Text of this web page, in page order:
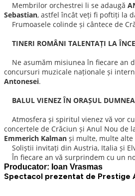
Membrilor orchestrei li se adaugă
Sebastian, astfel încât veți fi poftiți la
Frumoasele colinde și cântece de
TINERI ROMÂNI TALENTAȚI LA
Ne asumăm misiunea în fiecare an
concursuri muzicale naționale și
Antonesei.
BALUL VIENEZ ÎN ORAȘUL
Atmosfera și spiritul vienez vă vor
concertele de Crăciun și Anul Nou de
Emmerich Kalman și multe, multe
Soliștii invitați din Austria, Italia și
În fiecare an vă surprindem cu un
Producator: Ioan Vrasmas
Spectacol prezentat de Prestige